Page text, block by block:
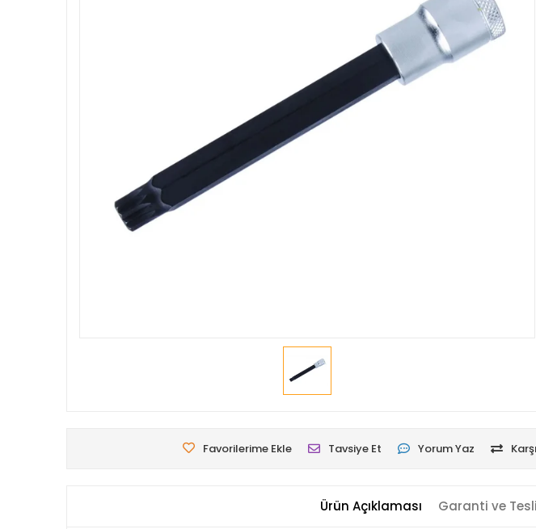
Favorilerime Ekle Tavsiye Et Yorum Yaz
Ürün Açıklaması Garanti ve